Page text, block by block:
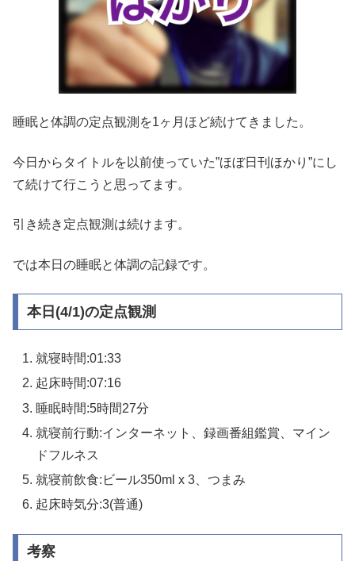
睡眠と体調の定点観測を1ヶ月ほど続けてきました。
今日からタイトルを以前使っていた”ほぼ日刊ほかり”にし
て続けて行こうと思ってます。
引き続き定点観測は続けます。
では本日の睡眠と体調の記録です。
本日(4/1)の定点観測
就寝時間:01:33
起床時間:07:16
睡眠時間:5時間27分
就寝前行動:インターネット、録画番組鑑賞、マイン
ドフルネス
就寝前飲食:ビール350ml x 3、つまみ
起床時気分:3(普通)
考察